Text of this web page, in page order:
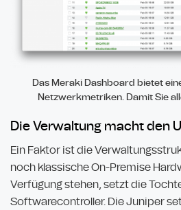
Das Meraki Dashboard bietet
Netzwerkmetriken. Damit Sie
Die Verwaltung macht den
Ein Faktor ist die
noch klassische On-Premise
Verfügung stehen, setzt die
Softwarecontroller. Die Juniper